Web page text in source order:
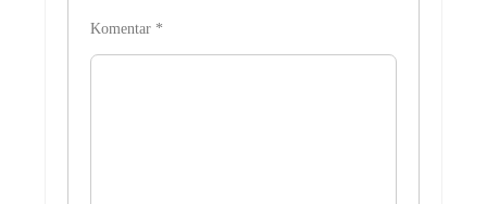
Komentar *